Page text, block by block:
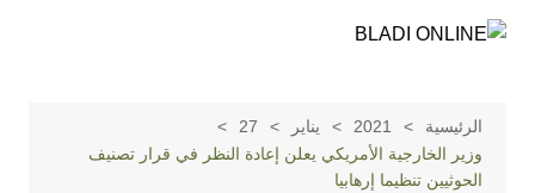
الرئيسية 2021 يناير
27
وزير الخارجية الأمريكي يعلن إعادة النظر في قرار تصنيف
الحوثيين تنظيما إرهابيا